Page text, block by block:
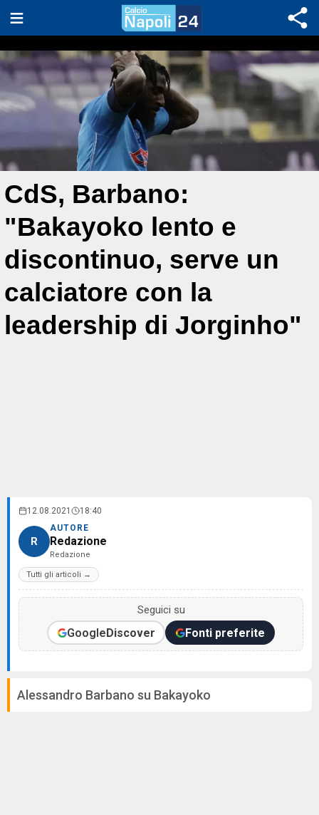
CdS, Barbano:
"Bakayoko lento e
discontinuo, serve un
calciatore con la
leadership di Jorginho"
12.08.2021 18:40
R
AUTORE
Redazione
Redazione
Tutti gli articoli →
Seguici su
GoogleDiscover Fonti preferite
Alessandro Barbano su Bakayoko